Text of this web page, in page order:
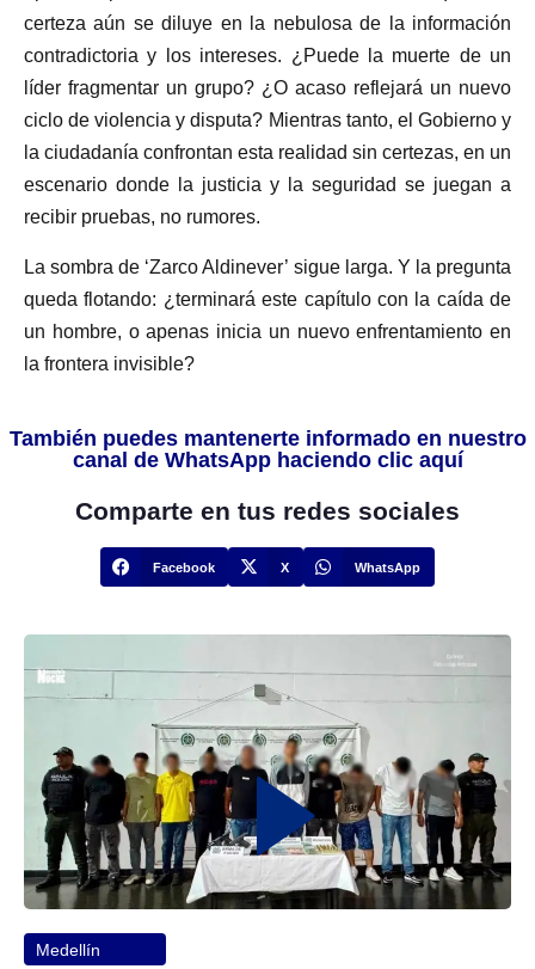
certeza aún se diluye en la nebulosa de la información
contradictoria y los intereses. ¿Puede la muerte de un
líder fragmentar un grupo? ¿O acaso reflejará un nuevo
ciclo de violencia y disputa? Mientras tanto, el Gobierno y
la ciudadanía confrontan esta realidad sin certezas, en un
escenario donde la justicia y la seguridad se juegan a
recibir pruebas, no rumores.
La sombra de ‘Zarco Aldinever’ sigue larga. Y la pregunta
queda flotando: ¿terminará este capítulo con la caída de
un hombre, o apenas inicia un nuevo enfrentamiento en
la frontera invisible?
También puedes mantenerte informado en nuestro
canal de WhatsApp haciendo clic aquí
Comparte en tus redes sociales
Facebook X WhatsApp
Medellín